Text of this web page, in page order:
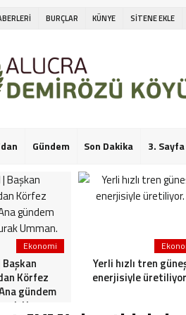
BURÇLAR KÜNYE SİTENE EKLE
Gündem Son Dakika 3. Sayfa
Ekonomi
Başkan
Körfez
gündem
Umman.
Yerli hızlı tren
enerjisiyle